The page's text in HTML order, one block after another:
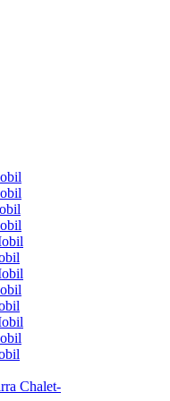
Chalet-